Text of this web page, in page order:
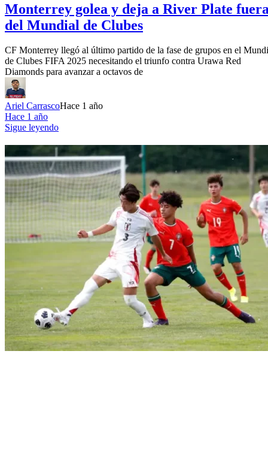
Monterrey golea y deja a River Plate
del Mundial de Clubes
CF Monterrey llegó al último partido de la fase de grupos en el
de Clubes FIFA 2025 necesitando el triunfo contra Urawa Red
Diamonds para avanzar a octavos de
Ariel CarrascoHace 1 año
Hace 1 año
Sigue leyendo